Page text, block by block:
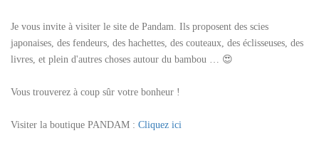
Je vous invite à visiter le site de Pandam. Ils proposent des scies
japonaises, des fendeurs, des hachettes, des couteaux, des éclisseuses, des
livres, et plein d'autres choses autour du bambou … 😍
Vous trouverez à coup sûr votre bonheur !
Visiter la boutique PANDAM : Cliquez ici